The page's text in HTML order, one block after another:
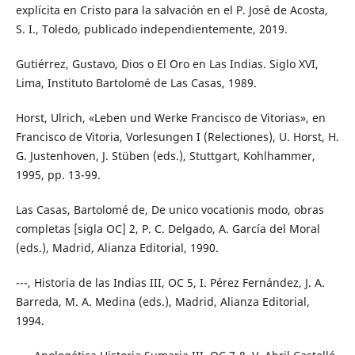
explícita en Cristo para la salvación en el P. José de Acosta,
S. I., Toledo, publicado independientemente, 2019.
Gutiérrez, Gustavo, Dios o El Oro en Las Indias. Siglo XVI,
Lima, Instituto Bartolomé de Las Casas, 1989.
Horst, Ulrich, «Leben und Werke Francisco de Vitorias», en
Francisco de Vitoria, Vorlesungen I (Relectiones), U. Horst, H.
G. Justenhoven, J. Stüben (eds.), Stuttgart, Kohlhammer,
1995, pp. 13-99.
Las Casas, Bartolomé de, De unico vocationis modo, obras
completas [sigla OC] 2, P. C. Delgado, A. García del Moral
(eds.), Madrid, Alianza Editorial, 1990.
---, Historia de las Indias III, OC 5, I. Pérez Fernández, J. A.
Barreda, M. A. Medina (eds.), Madrid, Alianza Editorial,
1994.